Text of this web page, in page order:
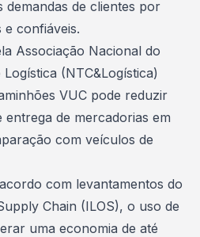
demandas de clientes por
e confiáveis.
Associação Nacional do
(NTC&Logística)
VUC pode reduzir
de mercadorias em
com veículos de
com levantamentos do
Chain (ILOS), o uso de
uma economia de até